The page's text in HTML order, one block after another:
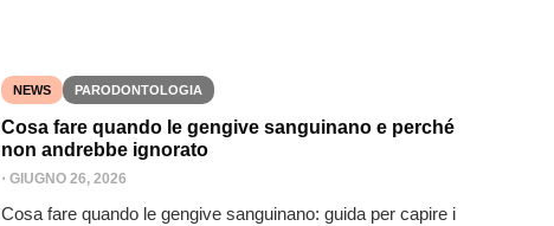
NEWS PARODONTOLOGIA
Cosa fare quando le gengive sanguinano e perché
non andrebbe ignorato
⋅ GIUGNO 26, 2026
Cosa fare quando le gengive sanguinano: guida per capire i